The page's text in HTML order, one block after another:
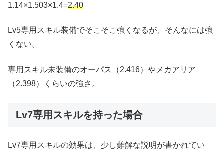
1.14×1.503×1.4=2.40
Lv5専用スキル装備でそこそこ強くなるが、そんなには強
くない。
専用スキル未装備のオーパス（2.416）やメカアリア
（2.398）くらいの強さ。
Lv7専用スキルを持った場合
Lv7専用スキルの効果は、少し難解な説明が書かれてい